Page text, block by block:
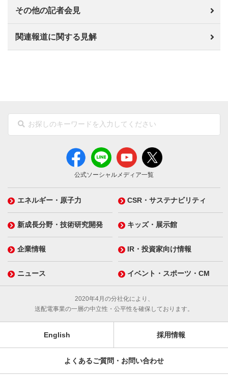
その他の記者会見
関連報道に関する見解
公式ソーシャルメディア一覧
エネルギー・原子力 CSR・サステナビリティ
新成長分野・技術研究開発 キッズ・展示館
企業情報 IR・投資家向け情報
ニュース イベント・スポーツ・CM
2020年4月の分社化により、
送配電事業の一層の中立性・公平性を確保しております。
English 採用情報
よくあるご質問・お問い合わせ